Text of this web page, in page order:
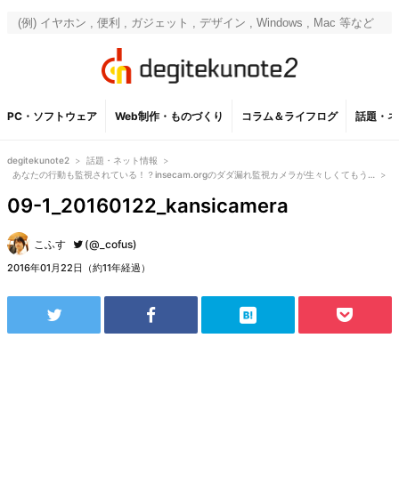
PC・ソフトウェア Web制作・ものづくり コラム＆ライフログ 話題・
degitekunote2 > 話題・ネット情報
>
あなたの行動も監視されている！？insecam.orgのダダ漏れ監視カメラが生々しくてもう…
>
09-1_20160122_kansicamera
こふす (@_cofus)
2016年01月22日（約11年経過）